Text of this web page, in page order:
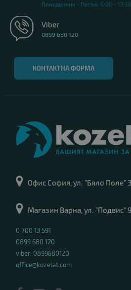
Понеделник - Петък: 9:00 - 17:30
Viber
0899 680 120
КОНТАКТНА ФОРМА
Офис София, ул. "Бяло Поле"
Магазин Варна, ул. "Подвис"
0 700 13 591
0899 680 120
viber: 0899680120
office@kozelat.com